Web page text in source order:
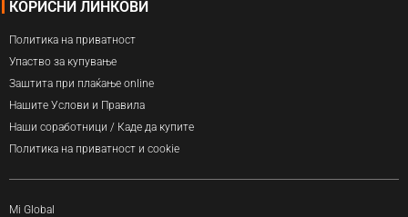
КОРИСНИ ЛИНКОВИ
Политика на приватност
Упаство за купување
Заштита при плаќање online
Нашите Услови и Правила
Наши соработници / Каде да купите
Политика на приватност и cookie
Mi Global